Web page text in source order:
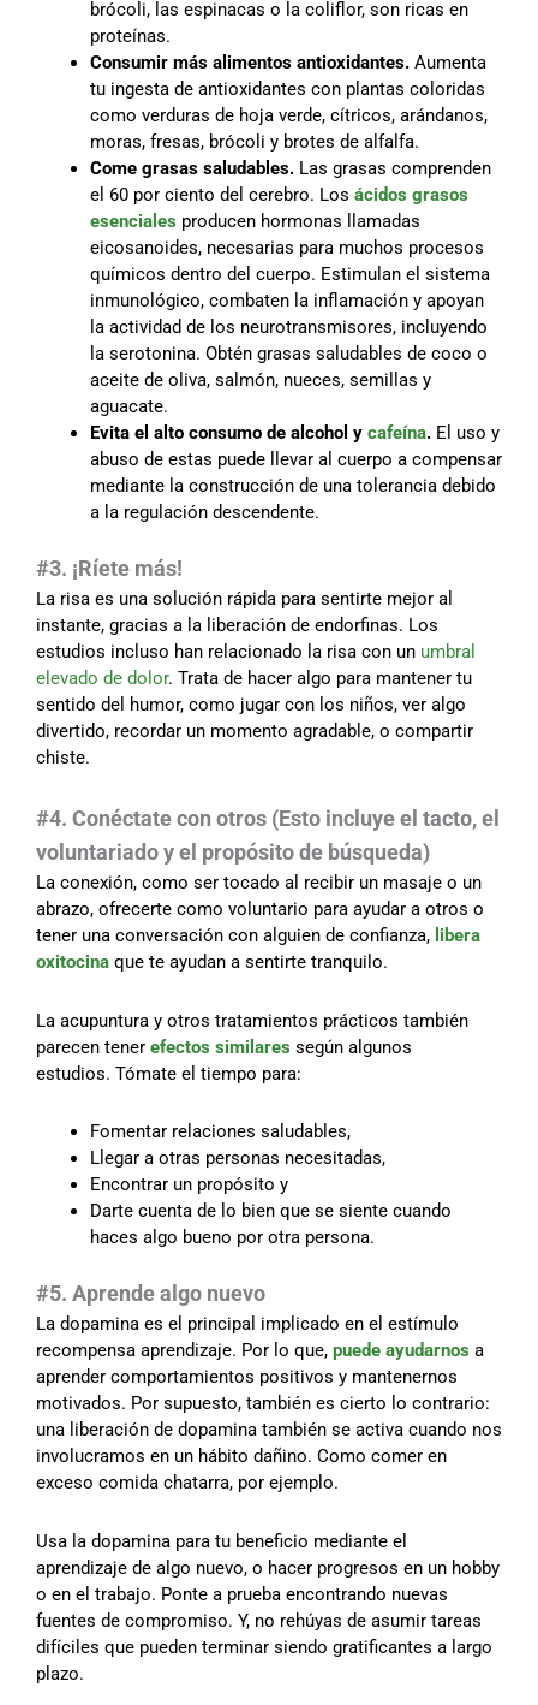
brócoli, las espinacas o la coliflor, son ricas en
proteínas.
Consumir más alimentos antioxidantes. Aumenta
tu ingesta de antioxidantes con plantas coloridas
como verduras de hoja verde, cítricos, arándanos,
moras, fresas, brócoli y brotes de alfalfa.
Come grasas saludables. Las grasas comprenden
el 60 por ciento del cerebro. Los ácidos grasos
esenciales producen hormonas llamadas
eicosanoides, necesarias para muchos procesos
químicos dentro del cuerpo. Estimulan el sistema
inmunológico, combaten la inflamación y apoyan
la actividad de los neurotransmisores, incluyendo
la serotonina. Obtén grasas saludables de coco o
aceite de oliva, salmón, nueces, semillas y
aguacate.
Evita el alto consumo de alcohol y cafeína. El uso y
abuso de estas puede llevar al cuerpo a compensar
mediante la construcción de una tolerancia debido
a la regulación descendente.
#3. ¡Ríete más!
La risa es una solución rápida para sentirte mejor al
instante, gracias a la liberación de endorfinas. Los
estudios incluso han relacionado la risa con un umbral
elevado de dolor. Trata de hacer algo para mantener tu
sentido del humor, como jugar con los niños, ver algo
divertido, recordar un momento agradable, o compartir
chiste.
#4. Conéctate con otros (Esto incluye el tacto, el
voluntariado y el propósito de búsqueda)
La conexión, como ser tocado al recibir un masaje o un
abrazo, ofrecerte como voluntario para ayudar a otros o
tener una conversación con alguien de confianza, libera
oxitocina que te ayudan a sentirte tranquilo.
La acupuntura y otros tratamientos prácticos también
parecen tener efectos similares según algunos
estudios. Tómate el tiempo para:
Fomentar relaciones saludables,
Llegar a otras personas necesitadas,
Encontrar un propósito y
Darte cuenta de lo bien que se siente cuando
haces algo bueno por otra persona.
#5. Aprende algo nuevo
La dopamina es el principal implicado en el estímulo
recompensa aprendizaje. Por lo que, puede ayudarnos a
aprender comportamientos positivos y mantenernos
motivados. Por supuesto, también es cierto lo contrario:
una liberación de dopamina también se activa cuando nos
involucramos en un hábito dañino. Como comer en
exceso comida chatarra, por ejemplo.
Usa la dopamina para tu beneficio mediante el
aprendizaje de algo nuevo, o hacer progresos en un hobby
o en el trabajo. Ponte a prueba encontrando nuevas
fuentes de compromiso. Y, no rehúyas de asumir tareas
difíciles que pueden terminar siendo gratificantes a largo
plazo.